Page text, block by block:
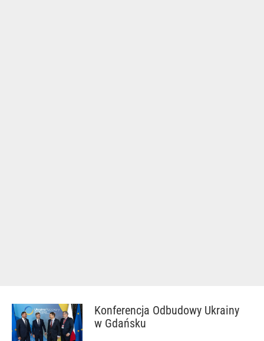
Konferencja Odbudowy Ukrainy
w Gdańsku